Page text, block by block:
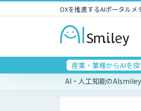
DXを推進するAIポータル
産業・業種からAIを
AI・人工知能の